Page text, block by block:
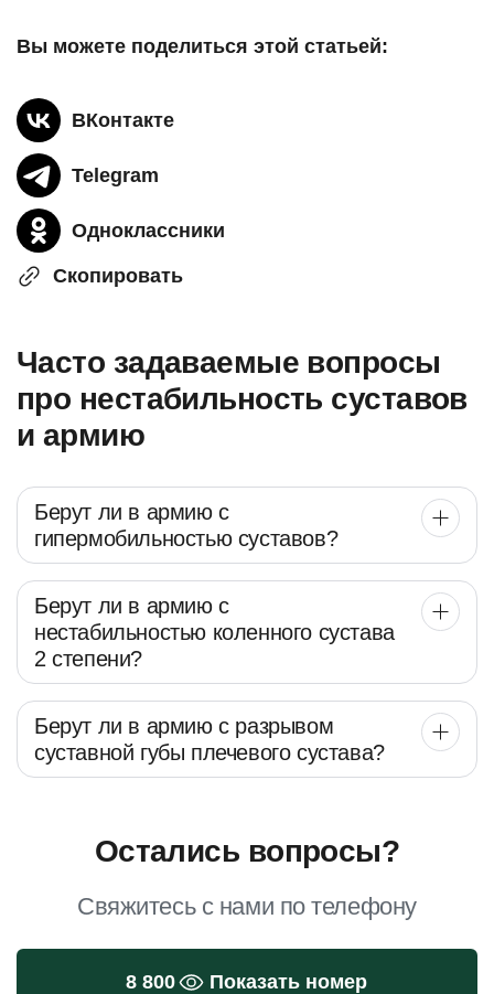
Вы можете поделиться этой статьей:
ВКонтакте
Telegram
Одноклассники
Скопировать
Часто задаваемые вопросы
про нестабильность суставов
и армию
Берут ли в армию с
гипермобильностью суставов?
Берут ли в армию с
нестабильностью коленного сустава
2 степени?
Берут ли в армию с разрывом
суставной губы плечевого сустава?
Остались вопросы?
Свяжитесь с нами по телефону
8 800 Показать номер